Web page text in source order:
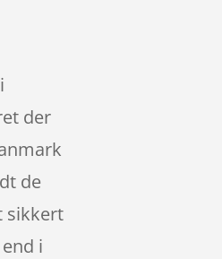
der
de
sikkert
i